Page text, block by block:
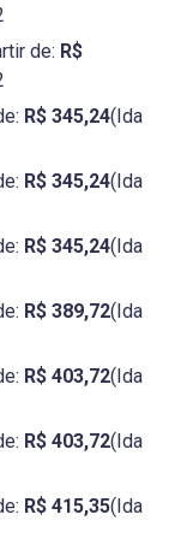
de: R$
R$ 345,24(Ida
R$ 345,24(Ida
R$ 345,24(Ida
R$ 389,72(Ida
R$ 403,72(Ida
R$ 403,72(Ida
R$ 415,35(Ida